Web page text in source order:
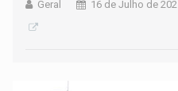
Geral 16 de Julho de